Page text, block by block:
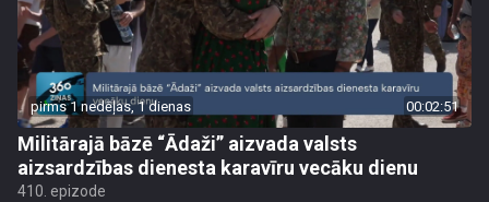
pirms 1 nedēļas, 1 dienas 00:02:51
Militārajā bāzē “Ādaži” aizvada valsts
aizsardzības dienesta karavīru vecāku dienu
410. epizode